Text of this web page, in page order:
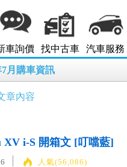
車詢價 找中古車 汽車服務
7月購車資訊
章內容
XV i-S 開箱文 [叮噹藍]
人氣(56,086)